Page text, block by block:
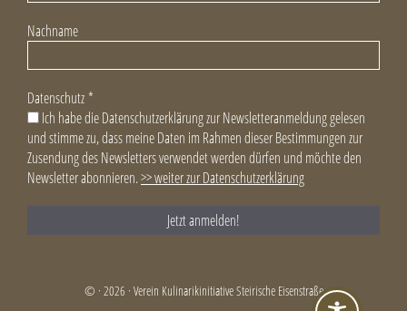
Nachname
Datenschutz *
Ich habe die Datenschutzerklärung zur Newsletteranmeldung gelesen
und stimme zu, dass meine Daten im Rahmen dieser Bestimmungen zur
Zusendung des Newsletters verwendet werden dürfen und möchte den
Newsletter abonnieren.>> weiter zur Datenschutzerklärung
© · 2026 · Verein Kulinarikinitiative Steirische Eisenstraße